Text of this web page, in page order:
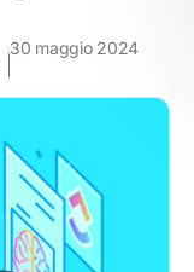
30 maggio 2024